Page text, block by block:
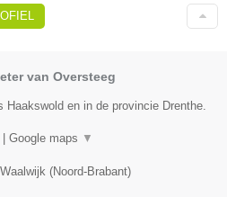
van Oversteeg
Haakswold en in de provincie Drenthe.
Google maps ▼
Waalwijk (Noord-Brabant)